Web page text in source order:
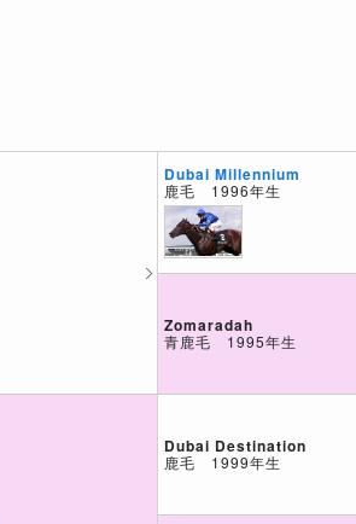
Dubai Millennium
鹿毛 1996年生
Zomaradah
青鹿毛 1995年生
Dubai Destination
鹿毛 1999年生